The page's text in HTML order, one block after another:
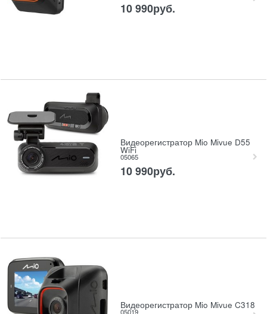
10 990руб.
Видеорегистратор Mio Mivue D55
WiFi
05065
10 990руб.
Видеорегистратор Mio Mivue C318
05019